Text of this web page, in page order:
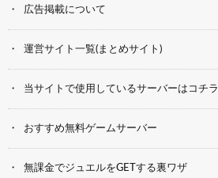
広告掲載について
運営サイト一覧(まとめサイト)
当サイトで使用しているサーバーはコチラ
おすすめ無料ゲームサーバー
無課金でジュエルをGETする裏ワザ